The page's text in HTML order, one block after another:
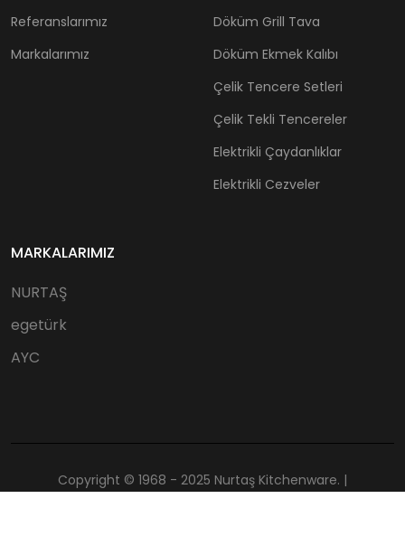
Referanslarımız
Markalarımız
Döküm Grill Tava
Döküm Ekmek Kalıbı
Çelik Tencere Setleri
Çelik Tekli Tencereler
Elektrikli Çaydanlıklar
Elektrikli Cezveler
MARKALARIMIZ
NURTAŞ
egetürk
AYC
Copyright © 1968 - 2025 Nurtaş Kitchenware. |